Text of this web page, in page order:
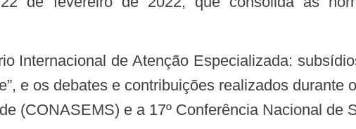
e os debates e contribuições realizados durante
(CONASEMS) e a 17º Conferência Nacional de